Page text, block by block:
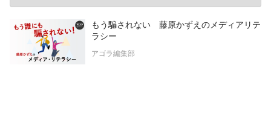
もう騙されない 藤原かずえのメディアリテ
ラシー
アゴラ編集部